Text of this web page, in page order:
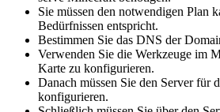
Sie müssen den notwendigen Plan
Bedürfnissen entspricht.
Bestimmen Sie das DNS der
Verwenden Sie die Werkzeuge im
Karte zu konfigurieren.
Danach müssen Sie den Server für
konfigurieren.